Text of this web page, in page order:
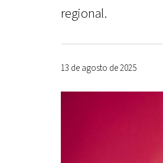
regional.
13 de agosto de 2025